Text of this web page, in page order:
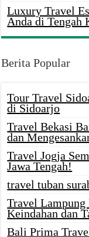
Luxury Travel
Anda di Tengah
Berita Popular
Tour Travel
di Sidoarjo
Travel Bekasi
dan
Travel Jogja
Jawa Tengah!
travel tuban
Travel Lampung
Keindahan dan
Bali Prima